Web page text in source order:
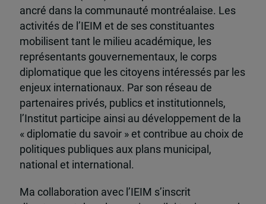
ancré dans la communauté montréalaise. Les
activités de l’IEIM et de ses constituantes
mobilisent tant le milieu académique, les
représentants gouvernementaux, le corps
diplomatique que les citoyens intéressés par les
enjeux internationaux. Par son réseau de
partenaires privés, publics et institutionnels,
l’Institut participe ainsi au développement de la
« diplomatie du savoir » et contribue au choix de
politiques publiques aux plans municipal,
national et international.
Ma collaboration avec l’IEIM s’inscrit